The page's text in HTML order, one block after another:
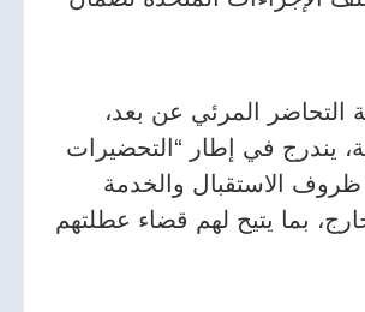
التحاضر المرئي عن بعد،
يندرج في إطار “التحضيرات
الاستقبال والخدمة
بما يتيح لهم قضاء عطلتهم